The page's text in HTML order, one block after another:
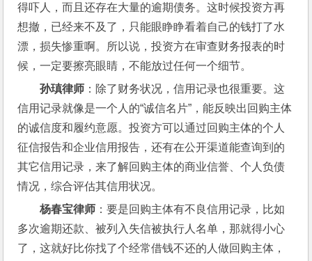
得吓人，而且还存在大量的逾期债务。这时候投资方再
想撤，已经来不及了，只能眼睁睁看着自己的钱打了水
漂，损失惨重啊。所以说，投资方在审查财务报表的时
候，一定要擦亮眼睛，不能放过任何一个细节。
孙瑱律师 ：除了财务状况，信用记录也很重要。这
信用记录就像是一个人的“诚信名片”，能反映出回购主体
的诚信度和履约意愿。投资方可以通过回购主体的个人
征信报告和企业信用报告，还有在公开渠道能查询到的
其它信用记录，来了解回购主体的商业信誉、个人负债
情况，综合评估其信用状况。
杨春宝律师 ：要是回购主体有不良信用记录，比如
多次逾期还款、被列入失信被执行人名单，那就得小心
了，这就好比你找了个经常借钱不还的人做回购主体，